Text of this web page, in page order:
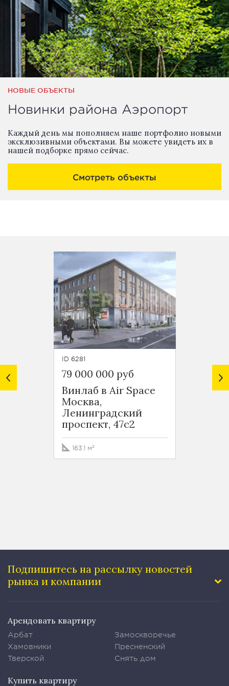
НОВЫЕ ОБЪЕКТЫ
Новинки района Аэропорт
Каждый день мы пополняем наше портфолио новыми
эксклюзивными объектами. Вы можете увидеть их в
нашей подборке прямо сейчас.
Смотреть объекты
ID 6281
79 000 000 руб
Винлаб в Air Space
Москва,
Ленинградский
проспект, 47с2
163.1 м²
96
Подпишитесь на рассылку новостей
рынка и компании
Арендовать квартиру
Арбат
Хамовники
Тверской
Замоскворечье
Пресненский
Снять дом
Купить квартиру